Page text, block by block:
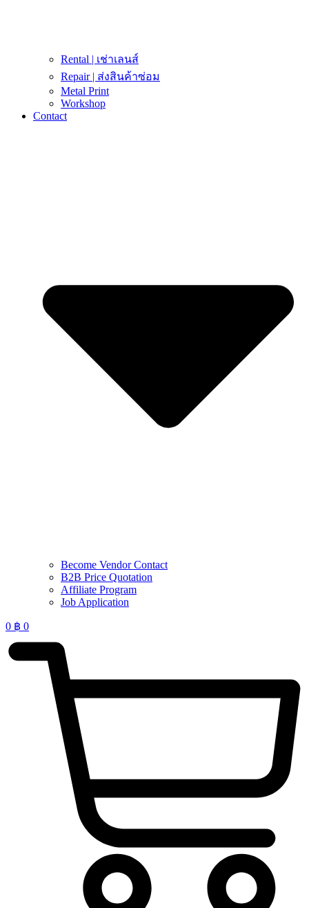
Rental | เช่าเลนส์
Repair | ส่งสินค้าซ่อม
Metal Print
Workshop
Contact
Become Vendor Contact
B2B Price Quotation
Affiliate Program
Job Application
0 ฿ 0